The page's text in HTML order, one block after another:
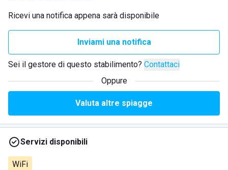
Ricevi una notifica appena sarà disponibile
Inviami una notifica
Sei il gestore di questo stabilimento? Contattaci
Oppure
Valuta altre spiagge
Servizi disponibili
WiFi